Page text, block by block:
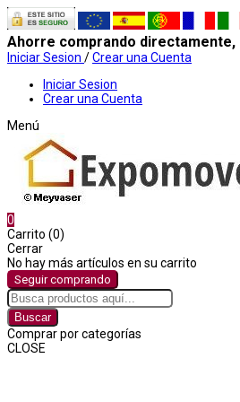
Ahorre comprando
Iniciar Sesion /Crear una Cuenta
Iniciar Sesion
Crear una Cuenta
Menú
0
Carrito (0)
Cerrar
No hay más artículos en su carrito
Seguir comprando
Buscar
Comprar por categorías
CLOSE